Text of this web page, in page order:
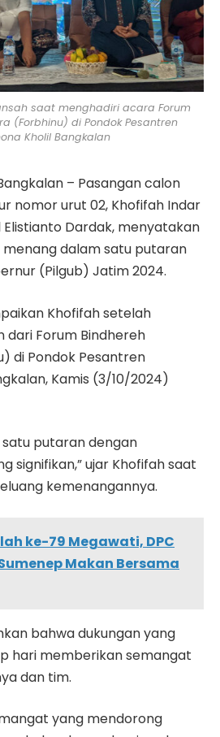
saat menghadiri acara Forum
(Forbhinu) di Pondok Pesantren
Kholil Bangkalan
– Pasangan calon
nomor urut 02, Khofifah Indar
Elistianto Dardak, menyatakan
dalam satu putaran
(Pilgub) Jatim 2024.
Khofifah setelah
dari Forum Bindhereh
di Pondok Pesantren
Kamis (3/10/2024)
putaran dengan
signifikan,” ujar Khofifah saat
kemenangannya.
ke-79 Megawati, DPC
Makan Bersama
bahwa dukungan yang
hari memberikan semangat
dan tim.
yang mendorong